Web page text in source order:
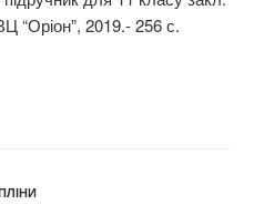
“Оріон”, 2019.- 256 с.